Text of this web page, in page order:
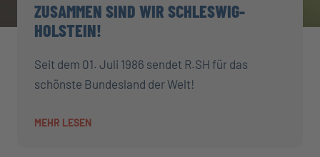
ZUSAMMEN SIND WIR SCHLESWIG-
HOLSTEIN!
Seit dem 01. Juli 1986 sendet R.SH für das
schönste Bundesland der Welt!
MEHR LESEN